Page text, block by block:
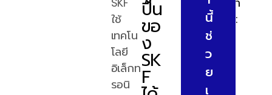
ใช้
เทคโน
โลยี
อิเล็กท
รอนิ
ปืน
ขอ
ง
SK
F
ระหว่าง
การให้
ความ
นี้
ช่
ว
ย
เ
: